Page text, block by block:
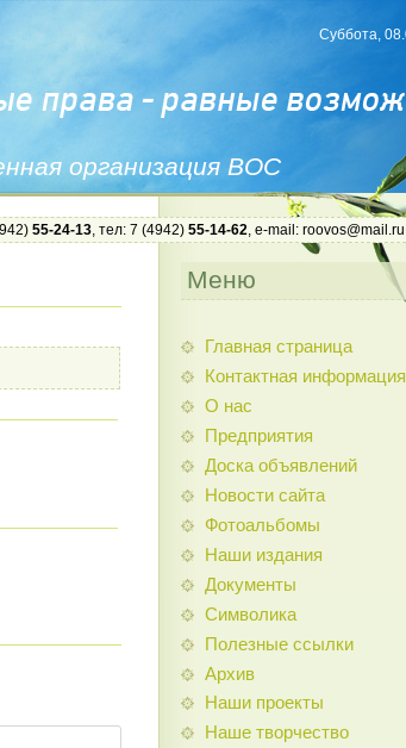
организация ВОС
Суббота,
55-24-13, тел: 7 (4942) 55-14-62, e-mail: roovos@mail.ru
Меню
Главная страница
Контактная информация
О нас
Предприятия
Доска объявлений
Новости сайта
Фотоальбомы
Наши издания
Документы
Символика
Полезные ссылки
Архив
Наши проекты
Наше творчество